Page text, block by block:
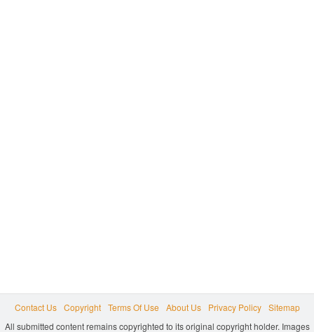
Contact Us Copyright Terms Of Use About Us Privacy Policy
Sitemap
All submitted content remains copyrighted to its original copyright holder. Images